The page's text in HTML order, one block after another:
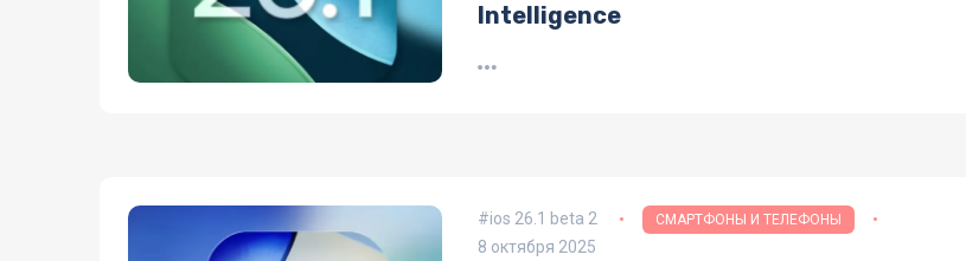
Intelligence
ios 26.1 beta 2 СМАРТФОНЫ И ТЕЛЕФОНЫ
8 октября 2025